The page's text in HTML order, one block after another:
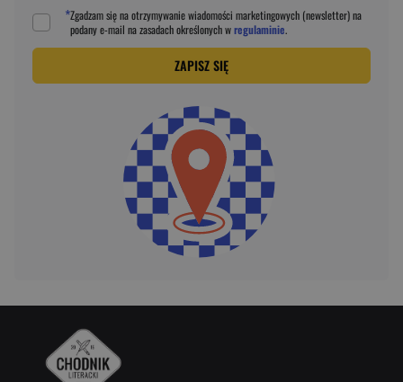
*Zgadzam się na otrzymywanie wiadomości marketingowych (newsletter) na
podanye-mail na zasadach określonych wregulaminie.
ZAPISZ SIĘ